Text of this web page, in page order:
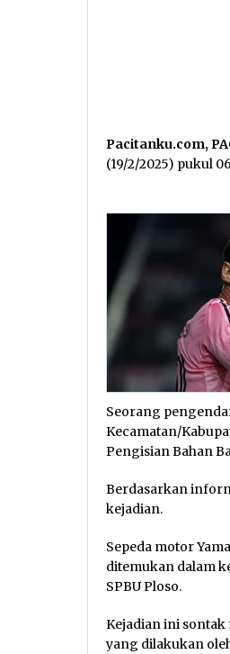
Pacitanku.com,
(19/2/2025) pukul
Seorang
Kecamatan/
Pengisian Bahan
Berdasarkan
kejadian.
Sepeda motor
ditemukan dalam
SPBU Ploso.
Kejadian ini sontak
yang dilakukan